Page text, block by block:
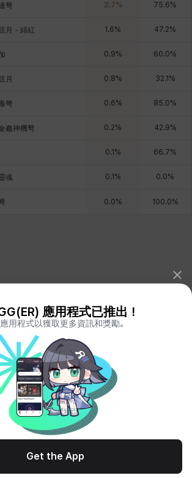
弩 2.7% 75.6%
月 - 緋紅 1.6% 47.2%
0.9% 60.0%
月 0.8% 32.1 %
弩 0.6% 85.0%
龜神機弩 0.2% 42.9%
0.1 % 66.7%
魂 0.1 % 0.0%
0.0% 100.0%
StatsPORO.GG
LOLCHESS.GG
ER.DAK.GG
GENSHIN.DAK.GG
Privacy Notice
Hosted by PlayXP Inc. Eternal Return and all related
Nimble Neuron, inc. or its affiliates.
應用程式已推出！
用程式以獲取更多資訊和獎勵。
Get the App